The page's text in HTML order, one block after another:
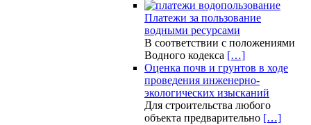
Платежи за пользование
водными ресурсами
В соответствии с положениями
Водного кодекса […]
Оценка почв и грунтов в ходе
проведения инженерно-
экологических изысканий
Для строительства любого
объекта предварительно […]